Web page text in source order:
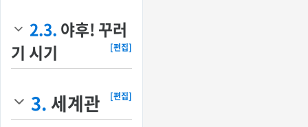
2.3. 야후! 꾸러
기 시기
[편집]
3. 세계관 [편집]